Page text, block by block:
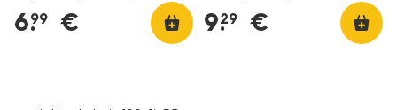
6.
99 € 9.
29 €